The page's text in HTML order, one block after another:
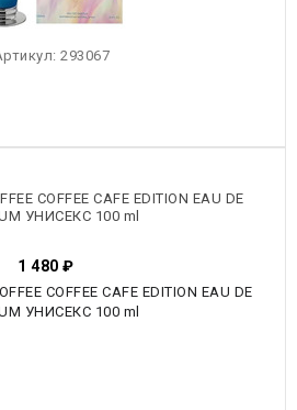
293067
COFFEE CAFE EDITION EAU DE
УНИСЕКС 100 ml
1 480 ₽